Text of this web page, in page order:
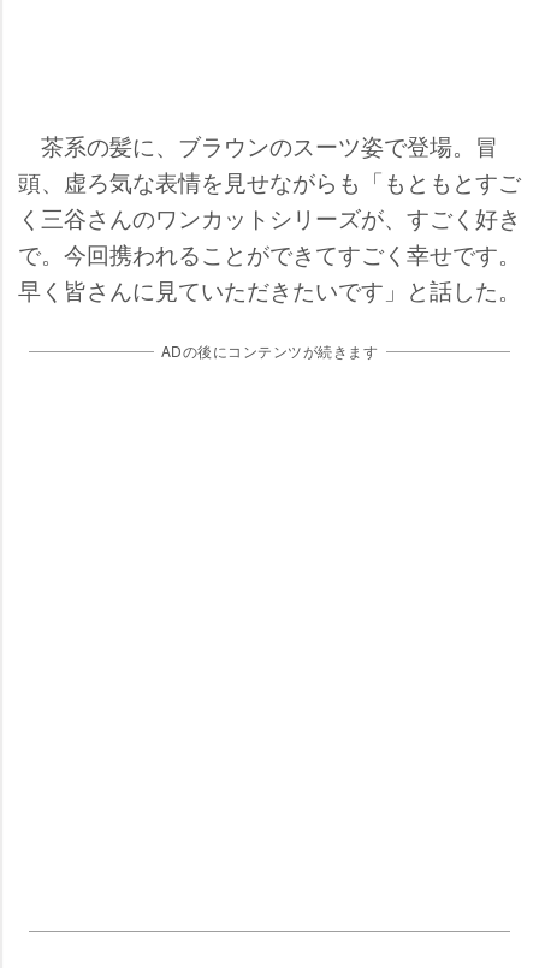
茶系の髪に、ブラウンのスーツ姿で登場。冒
頭、虚ろ気な表情を見せながらも「もともとすご
く三谷さんのワンカットシリーズが、すごく好き
で。今回携われることができてすごく幸せです。
早く皆さんに見ていただきたいです」と話した。
ADの後にコンテンツが続きます